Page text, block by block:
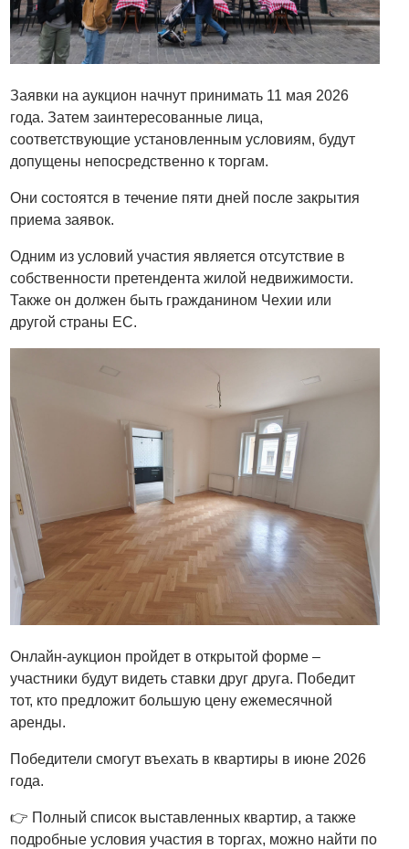
Заявки на аукцион начнут принимать 11 мая 2026
года. Затем заинтересованные лица,
соответствующие установленным условиям, будут
допущены непосредственно к торгам.
Они состоятся в течение пяти дней после закрытия
приема заявок.
Одним из условий участия является отсутствие в
собственности претендента жилой недвижимости.
Также он должен быть гражданином Чехии или
другой страны ЕС.
Онлайн-аукцион пройдет в открытой форме –
участники будут видеть ставки друг друга. Победит
тот, кто предложит большую цену ежемесячной
аренды.
Победители смогут въехать в квартиры в июне 2026
года.
👉 Полный список выставленных квартир, а также
подробные условия участия в торгах, можно найти по